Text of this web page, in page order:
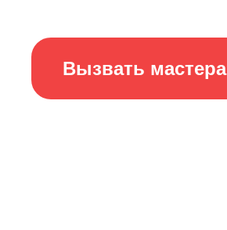
Вызвать мастера